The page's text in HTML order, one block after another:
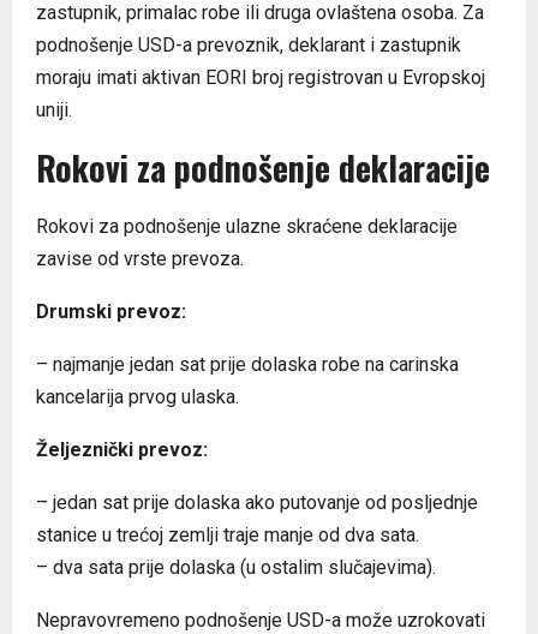
zastupnik, primalac robe ili druga ovlaštena osoba. Za
podnošenje USD-a prevoznik, deklarant i zastupnik
moraju imati aktivan EORI broj registrovan u Evropskoj
uniji.
Rokovi za podnošenje deklaracije
Rokovi za podnošenje ulazne skraćene deklaracije
zavise od vrste prevoza.
Drumski prevoz:
– najmanje jedan sat prije dolaska robe na carinska
kancelarija prvog ulaska.
Željeznički prevoz:
– jedan sat prije dolaska ako putovanje od posljednje
stanice u trećoj zemlji traje manje od dva sata.
– dva sata prije dolaska (u ostalim slučajevima).
Nepravovremeno podnošenje USD-a može uzrokovati